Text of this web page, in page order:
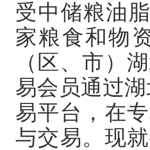
受中储粮油
家粮食和物
（区、市）
易会员通过
易平台，在
与交易。现